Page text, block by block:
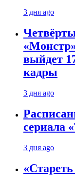
3 дня ago
выйдет
кадры
3 дня ago
сериала
3 дня ago
«Стареть